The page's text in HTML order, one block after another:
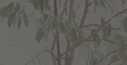
Statistik
Wir erfassen in bestimmten zeitlichen
anonymisierte Daten und Statistiken,
Angebote stetig zu verbessern.
beispielsweise, um die Entwicklung
den Effekt bestimmter Inhalte auf
nachvollziehen zu können.